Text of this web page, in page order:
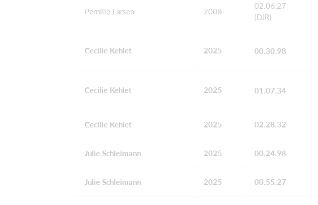
Pernille Larsen 2008
02.06.27
(DJR)
Cecilie Kehlet 2025 00.30.98
Cecilie Kehlet 2025 01.07.34
Cecilie Kehlet 2025 02.28.32
Julie Schleimann 2025 00.24.98
Julie Schleimann 2025 00.55.27